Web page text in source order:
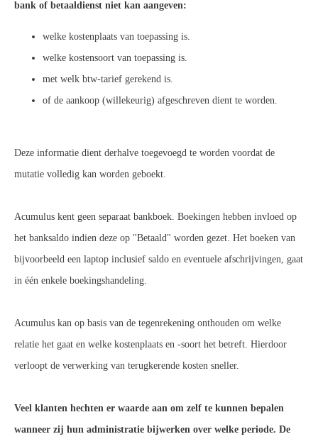
bank of betaaldienst niet kan aangeven:
welke kostenplaats van toepassing is.
welke kostensoort van toepassing is.
met welk btw-tarief gerekend is.
of de aankoop (willekeurig) afgeschreven dient te worden.
Deze informatie dient derhalve toegevoegd te worden voordat de
mutatie volledig kan worden geboekt.
Acumulus kent geen separaat bankboek. Boekingen hebben invloed op
het banksaldo indien deze op "Betaald" worden gezet. Het boeken van
bijvoorbeeld een laptop inclusief saldo en eventuele afschrijvingen, gaat
in één enkele boekingshandeling.
Acumulus kan op basis van de tegenrekening onthouden om welke
relatie het gaat en welke kostenplaats en -soort het betreft. Hierdoor
verloopt de verwerking van terugkerende kosten sneller.
Veel klanten hechten er waarde aan om zelf te kunnen bepalen
wanneer zij hun administratie bijwerken over welke periode. De